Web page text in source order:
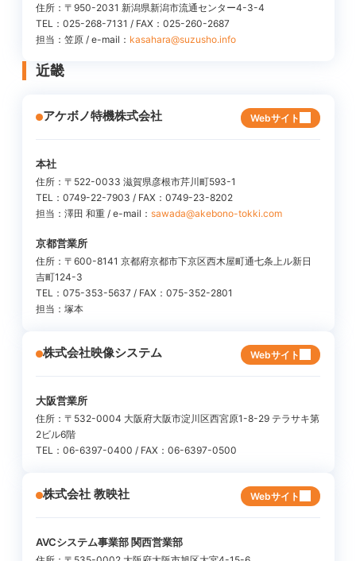
住所：〒950-2031 新潟県新潟市流通センター4-3-4
TEL：025-268-7131 / FAX：025-260-2687
担当：笠原 / e-mail： kasahara@suzusho.info
近畿
アケボノ特機株式会社 Webサイト
本社
住所：〒522-0033 滋賀県彦根市芹川町593-1
TEL：0749-22-7903 / FAX：0749-23-8202
担当：澤田 和重 / e-mail： sawada@akebono-tokki.com
京都営業所
住所：〒600-8141 京都府京都市下京区西木屋町通七条上ル新日
吉町124-3
TEL：075-353-5637 / FAX：075-352-2801
担当：塚本
株式会社映像システム Webサイト
大阪営業所
住所：〒532-0004 大阪府大阪市淀川区西宮原1-8-29 テラサキ第
2ビル6階
TEL：06-6397-0400 / FAX：06-6397-0500
株式会社 教映社 Webサイト
AVCシステム事業部 関西営業部